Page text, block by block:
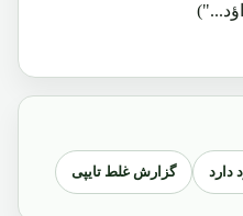
دارد گزارش غلط تایپی